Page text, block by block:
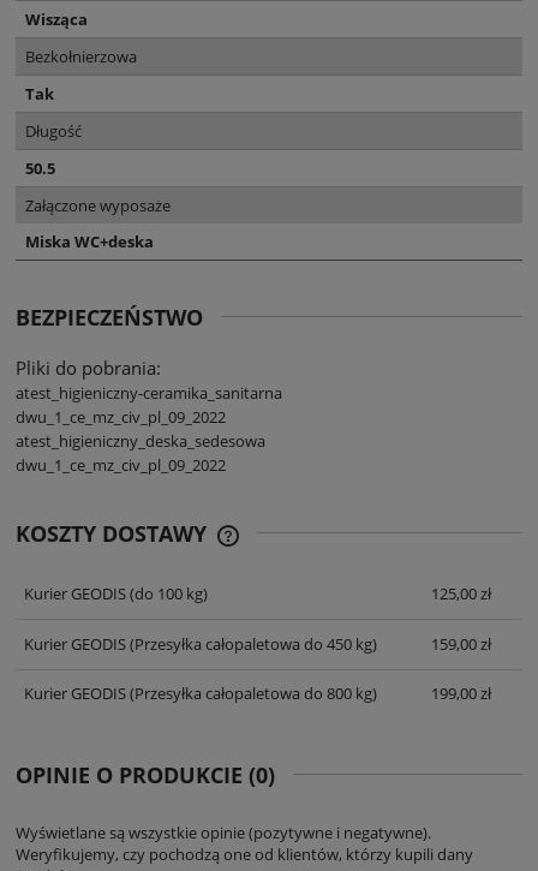
Wisząca
Bezkołnierzowa
Tak
Długość
50.5
Załączone wyposaże
Miska WC+deska
BEZPIECZEŃSTWO
Pliki do pobrania:
atest_higieniczny-ceramika_sanitarna
dwu_1_ce_mz_civ_pl_09_2022
atest_higieniczny_deska_sedesowa
dwu_1_ce_mz_civ_pl_09_2022
KOSZTY DOSTAWY
Kurier GEODIS(do 100 kg) 125,00 zł
Kurier GEODIS(Przesyłka całopaletowa do 450 kg) 159,00 zł
Kurier GEODIS(Przesyłka całopaletowa do 800 kg) 199,00 zł
OPINIE O PRODUKCIE (0)
Wyświetlane są wszystkie opinie (pozytywne i negatywne).
Weryfikujemy, czy pochodzą one od klientów, którzy kupili dany